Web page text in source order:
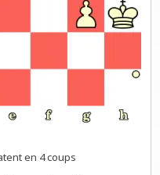
en 4 coups